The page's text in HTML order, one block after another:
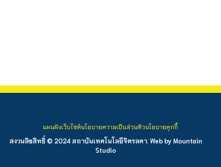
สงวนลิขสิทธิ์ © 2024 สถาบันเทคโนโลยีจิตรลดา. Web by Mountain
Studio
แผนผังเว็บไซต์นโยบายความเป็นส่วนตัวนโยบายคุกกี้